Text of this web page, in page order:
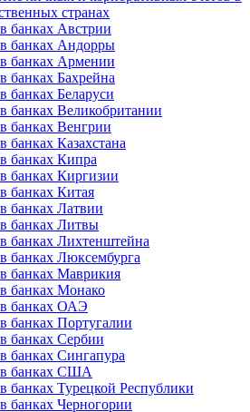
странах
банках Австрии
банках Андорры
банках Армении
банках Бахрейна
банках Беларуси
банках Великобритании
банках Венгрии
банках Казахстана
банках Кипра
банках Киргизии
банках Китая
банках Латвии
банках Литвы
банках Лихтенштейна
банках Люксембурга
банках Маврикия
банках Монако
банках ОАЭ
банках Португалии
банках Сербии
банках Сингапура
в банках США
банках Турецкой Республики
банках Черногории